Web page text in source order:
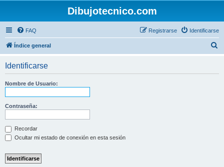
Dibujotecnico.com
FAQ Identificarse
Registrarse
Índice general
Identificarse
Nombre de Usuario:
Contraseña:
Recordar
Ocultar mi estado de conexión en esta sesión